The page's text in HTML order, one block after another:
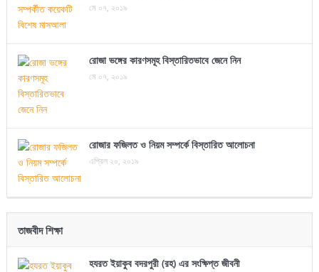
মে ০৭, ২০১৯
রোজা ভঙ্গের কারণসমূহ বিস্তারিতভাবে জেনে নিন
মে ০৭, ২০১৯
রোজার ফজিলত ও নিয়ম সম্পর্কে বিস্তারিত আলোচনা
এপ্রিল ২০, ২০১৯
তাজবীদ শিক্ষা
হযরত ইয়াকুব বদরপুরী (রহ) এর সংক্ষিপ্ত জীবনী